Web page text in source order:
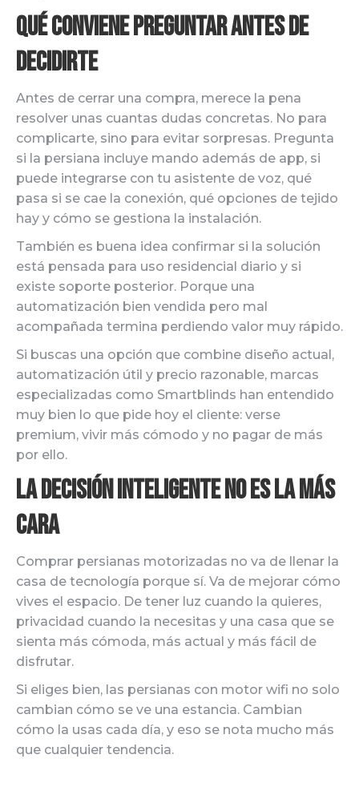
Qué conviene preguntar antes de
decidirte
Antes de cerrar una compra, merece la pena
resolver unas cuantas dudas concretas. No para
complicarte, sino para evitar sorpresas. Pregunta
si la persiana incluye mando además de app, si
puede integrarse con tu asistente de voz, qué
pasa si se cae la conexión, qué opciones de tejido
hay y cómo se gestiona la instalación.
También es buena idea confirmar si la solución
está pensada para uso residencial diario y si
existe soporte posterior. Porque una
automatización bien vendida pero mal
acompañada termina perdiendo valor muy rápido.
Si buscas una opción que combine diseño actual,
automatización útil y precio razonable, marcas
especializadas como Smartblinds han entendido
muy bien lo que pide hoy el cliente: verse
premium, vivir más cómodo y no pagar de más
por ello.
La decisión inteligente no es la más
cara
Comprar persianas motorizadas no va de llenar la
casa de tecnología porque sí. Va de mejorar cómo
vives el espacio. De tener luz cuando la quieres,
privacidad cuando la necesitas y una casa que se
sienta más cómoda, más actual y más fácil de
disfrutar.
Si eliges bien, las persianas con motor wifi no solo
cambian cómo se ve una estancia. Cambian
cómo la usas cada día, y eso se nota mucho más
que cualquier tendencia.